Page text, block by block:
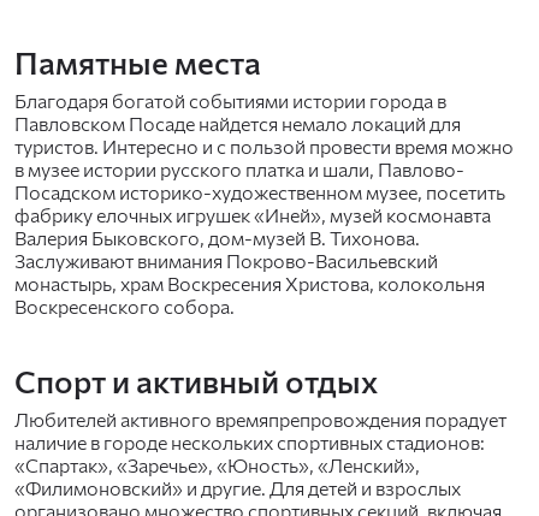
Памятные места
Благодаря богатой событиями истории города в
Павловском Посаде найдется немало локаций для
туристов. Интересно и с пользой провести время можно
в музее истории русского платка и шали, Павлово-
Посадском историко-художественном музее, посетить
фабрику елочных игрушек «Иней», музей космонавта
Валерия Быковского, дом-музей В. Тихонова.
Заслуживают внимания Покрово-Васильевский
монастырь, храм Воскресения Христова, колокольня
Воскресенского собора.
Спорт и активный отдых
Любителей активного времяпрепровождения порадует
наличие в городе нескольких спортивных стадионов:
«Спартак», «Заречье», «Юность», «Ленский»,
«Филимоновский» и другие. Для детей и взрослых
организовано множество спортивных секций, включая